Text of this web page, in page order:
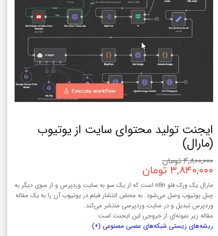
ایجنت تولید محتوای سایت از یوتیوب
(مارال)
۴,۸۰۰,۰۰۰ تومان
۳,۸۴۰,۰۰۰ تومان
مارال یک ورک فلو n8n است که از یک سو به سایت وردپرس و از سوی دیگر به
چنل یوتیوب وصل می‌شود. به محض انتشار فیلم در یوتیوب آن را به یک مقاله
وردپرس تبدیل و در سایت وردپرسی منتشر می‌کند.
مقاله زیر نمونه‌ای از خروجی این ایجنت است:
ریشه‌های زیستی شبکه‌های عصبی مصنوعی (+)